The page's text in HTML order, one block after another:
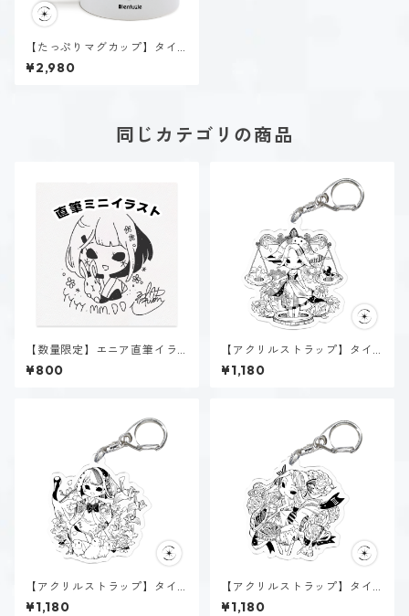
【たっぷりマグカップ】タイ
プ７-楽しむ人（ホーリー）
¥2,980
同じカテゴリの商品
【数量限定】エニア直筆イラ
スト
¥800
【アクリルストラップ】タイ
プ１-正す人（ホーリー）
¥1,180
【アクリルストラップ】タイ
プ２-助ける人（ホーリー）
¥1,180
【アクリルストラップ】タイ
プ３-求める人（ホーリー）
¥1,180